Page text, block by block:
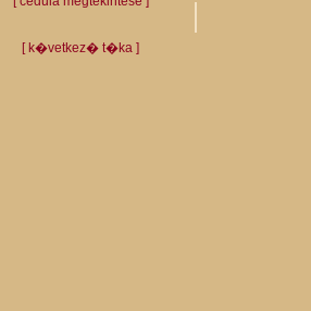
[ k�vetkez� t�ka ]